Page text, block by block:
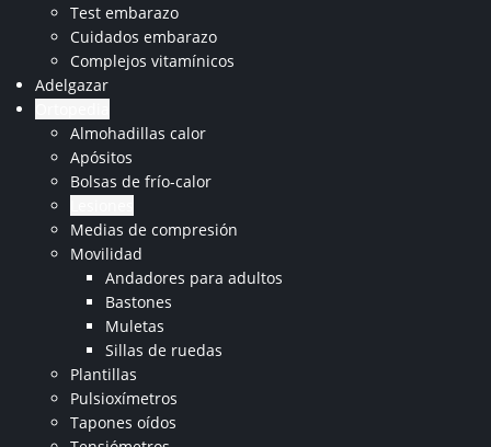
Test embarazo
Cuidados embarazo
Complejos vitamínicos
Adelgazar
Almohadillas calor
Apósitos
Bolsas de frío-calor
Medias de compresión
Movilidad
Andadores para adultos
Bastones
Muletas
Sillas de ruedas
Plantillas
Pulsioxímetros
Tapones oídos